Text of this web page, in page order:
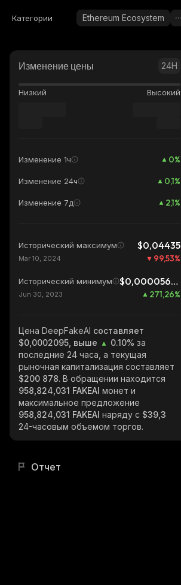
Категории Ethereum Ecosystem
Изменение цены 24H
Низкий Высокий
Изменение 1ч 0%
Изменение 24ч 0,1%
Изменение 7д 2,1%
Исторический максимум $0,04435
Mar 10, 2024 99,53%
Исторический минимум $0,00005642
Jun 30, 2023 271,26%
Цена DeepFakeAI составляет
$0,0002095, выше
0.10% за
последние 24 часа, а текущая
рыночная капитализация составляет
$200 878. В обращении находится
958,824,031 FAKEAI монет и
максимальное предложение
958,824,031 FAKEAI наряду с $39,3
24-часовым объемом торгов.
Отчет